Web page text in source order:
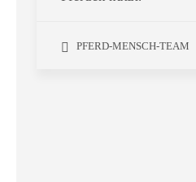
PFERD-MENSCH-TEAM